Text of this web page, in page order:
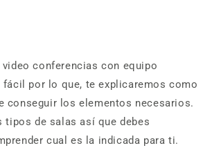
video conferencias con equipo
por lo que, te explicaremos como
conseguir los elementos necesarios.
tipos de salas así que debes
cual es la indicada para ti.